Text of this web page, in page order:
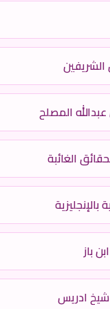
الشريفين
المصلح
الغائبة
باز
شيخ ادريس